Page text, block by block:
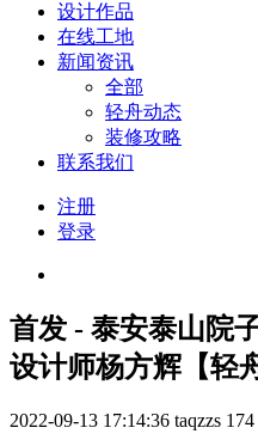
设计作品
在线工地
新闻资讯
全部
轻舟动态
装修攻略
联系我们
注册
登录
首发 - 泰安泰山院
设计师杨方辉【轻
2022-09-13 17:14:36 taqzzs 174